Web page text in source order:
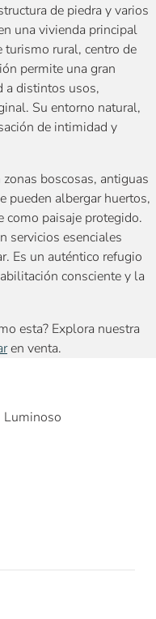
de piedra y varios
una vivienda principal
turismo rural, centro de
permite una gran
a distintos usos,
Su entorno natural,
de intimidad y
boscosas, antiguas
pueden albergar huertos,
como paisaje protegido.
servicios esenciales
Es un auténtico refugio
consciente y la
esta? Explora nuestra
en venta.
Luminoso